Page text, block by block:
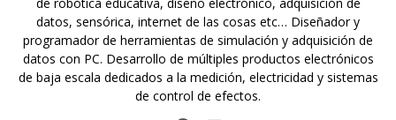
datos, sensórica, internet de las cosas etc… Diseñador y
programador de herramientas de simulación y adquisición de
datos con PC. Desarrollo de múltiples productos electrónicos
de baja escala dedicados a la medición, electricidad y sistemas
de control de efectos.